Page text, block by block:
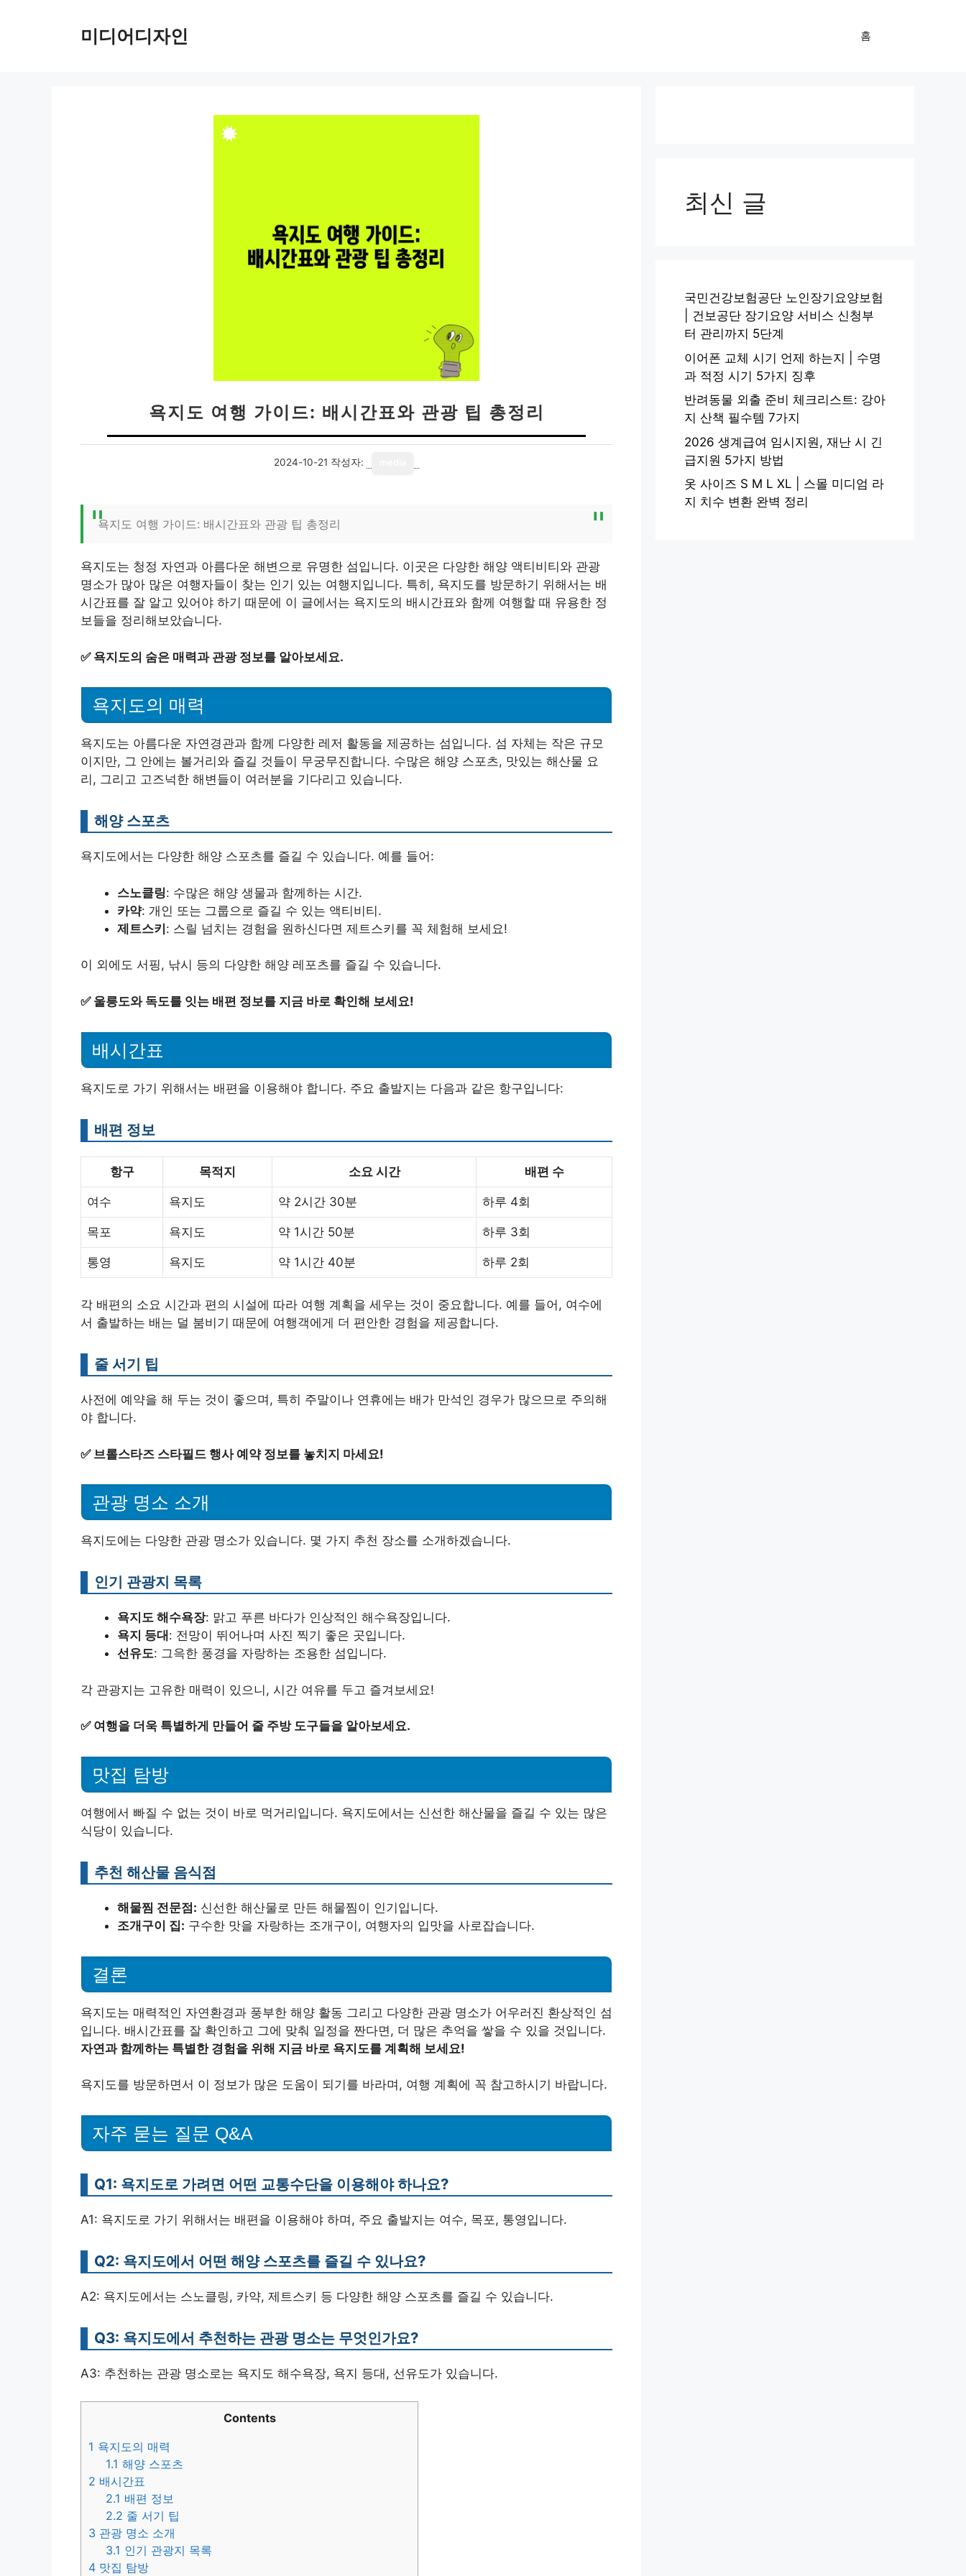
미디어디자인 홈
욕지도 여행 가이드: 배시간표와 관광 팁 총정리
2024-10-21 작성자:
욕지도 여행 가이드: 배시간표와 관광 팁 총정리
욕지도는 청정 자연과 아름다운 해변으로 유명한 섬입니다. 이곳은 다양한 해양 액티비티와 관광
명소가 많아 많은 여행자들이 찾는 인기 있는 여행지입니다. 특히, 욕지도를 방문하기 위해서는 배
시간표를 잘 알고 있어야 하기 때문에 이 글에서는 욕지도의 배시간표와 함께 여행할 때 유용한 정
보들을 정리해보았습니다.
✅ 욕지도의 숨은 매력과 관광 정보를 알아보세요.
욕지도의 매력
욕지도는 아름다운 자연경관과 함께 다양한 레저 활동을 제공하는 섬입니다. 섬 자체는 작은 규모
이지만, 그 안에는 볼거리와 즐길 것들이 무궁무진합니다. 수많은 해양 스포츠, 맛있는 해산물 요
리, 그리고 고즈넉한 해변들이 여러분을 기다리고 있습니다.
해양 스포츠
욕지도에서는 다양한 해양 스포츠를 즐길 수 있습니다. 예를 들어:
스노클링: 수많은 해양 생물과 함께하는 시간.
카약: 개인 또는 그룹으로 즐길 수 있는 액티비티.
제트스키: 스릴 넘치는 경험을 원하신다면 제트스키를 꼭 체험해 보세요!
이 외에도 서핑, 낚시 등의 다양한 해양 레포츠를 즐길 수 있습니다.
✅ 울릉도와 독도를 잇는 배편 정보를 지금 바로 확인해 보세요!
배시간표
욕지도로 가기 위해서는 배편을 이용해야 합니다. 주요 출발지는 다음과 같은 항구입니다:
배편 정보
항구 목적지 소요 시간 배편 수
여수 욕지도 약 2시간 30분 하루 4회
목포 욕지도 약 1시간 50분 하루 3회
통영 욕지도 약 1시간 40분 하루 2회
각 배편의 소요 시간과 편의 시설에 따라 여행 계획을 세우는 것이 중요합니다. 예를 들어, 여수에
서 출발하는 배는 덜 붐비기 때문에 여행객에게 더 편안한 경험을 제공합니다.
줄 서기 팁
사전에 예약을 해 두는 것이 좋으며, 특히 주말이나 연휴에는 배가 만석인 경우가 많으므로 주의해
야 합니다.
✅ 브롤스타즈 스타필드 행사 예약 정보를 놓치지 마세요!
관광 명소 소개
욕지도에는 다양한 관광 명소가 있습니다. 몇 가지 추천 장소를 소개하겠습니다.
인기 관광지 목록
욕지도 해수욕장: 맑고 푸른 바다가 인상적인 해수욕장입니다.
욕지 등대 : 전망이 뛰어나며 사진 찍기 좋은 곳입니다.
선유도: 그윽한 풍경을 자랑하는 조용한 섬입니다.
각 관광지는 고유한 매력이 있으니, 시간 여유를 두고 즐겨보세요!
✅ 여행을 더욱 특별하게 만들어 줄 주방 도구들을 알아보세요.
맛집 탐방
여행에서 빠질 수 없는 것이 바로 먹거리입니다. 욕지도에서는 신선한 해산물을 즐길 수 있는 많은
식당이 있습니다.
추천 해산물 음식점
해물찜 전문점: 신선한 해산물로 만든 해물찜이 인기입니다.
조개구이 집: 구수한 맛을 자랑하는 조개구이, 여행자의 입맛을 사로잡습니다.
결론
욕지도는 매력적인 자연환경과 풍부한 해양 활동 그리고 다양한 관광 명소가 어우러진 환상적인 섬
입니다. 배시간표를 잘 확인하고 그에 맞춰 일정을 짠다면, 더 많은 추억을 쌓을 수 있을 것입니다.
자연과 함께하는 특별한 경험을 위해 지금 바로 욕지도를 계획해 보세요!
욕지도를 방문하면서 이 정보가 많은 도움이 되기를 바라며, 여행 계획에 꼭 참고하시기 바랍니다.
자주 묻는 질문 Q&A
Q1: 욕지도로 가려면 어떤 교통수단을 이용해야 하나요?
A1: 욕지도로 가기 위해서는 배편을 이용해야 하며, 주요 출발지는 여수, 목포, 통영입니다.
Q2: 욕지도에서 어떤 해양 스포츠를 즐길 수 있나요?
A2: 욕지도에서는 스노클링, 카약, 제트스키 등 다양한 해양 스포츠를 즐길 수 있습니다.
Q3: 욕지도에서 추천하는 관광 명소는 무엇인가요?
A3: 추천하는 관광 명소로는 욕지도 해수욕장, 욕지 등대, 선유도가 있습니다.
Contents
1 욕지도의 매력
1.1 해양 스포츠
2 배시간표
2.1 배편 정보
2.2 줄 서기 팁
3 관광 명소 소개
3.1 인기 관광지 목록
4 맛집 탐방
최신 글
국민건강보험공단 노인장기요양보험
| 건보공단 장기요양 서비스 신청부
터 관리까지 5단계
이어폰 교체 시기 언제 하는지 | 수명
과 적정 시기 5가지 징후
반려동물 외출 준비 체크리스트: 강아
지 산책 필수템 7가지
2026 생계급여 임시지원, 재난 시 긴
급지원 5가지 방법
옷 사이즈 S M L XL | 스몰 미디엄 라
지 치수 변환 완벽 정리